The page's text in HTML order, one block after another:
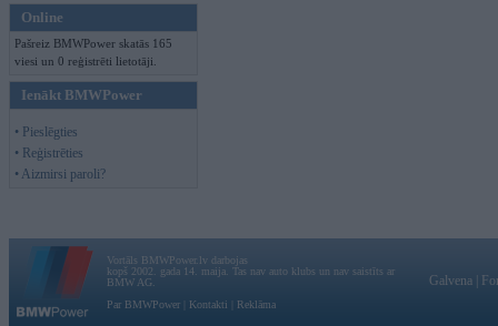
Online
Pašreiz BMWPower skatās 165
viesi un 0 reģistrēti lietotāji.
Ienākt BMWPower
• Pieslēgties
• Reģistrēties
• Aizmirsi paroli?
Vortāls BMWPower.lv darbojas
kopš 2002. gada 14. maija. Tas nav auto klubs un nav saistīts ar
BMW AG.
Par BMWPower
Kontakti Reklāma
Galvena